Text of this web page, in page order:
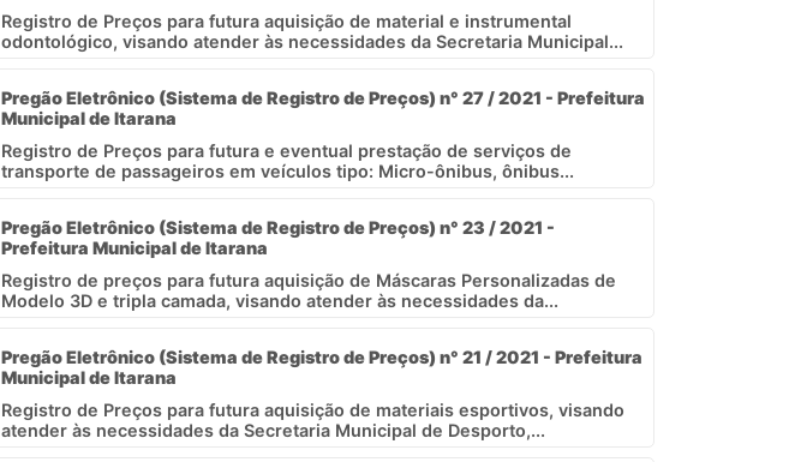
Registro de Preços para futura aquisição de material e instrumental
odontológico, visando atender às necessidades da Secretaria Municipal...
Pregão Eletrônico (Sistema de Registro de Preços) n° 27 / 2021 - Prefeitura
Municipal de Itarana
Registro de Preços para futura e eventual prestação de serviços de
transporte de passageiros em veículos tipo: Micro-ônibus, ônibus...
Pregão Eletrônico (Sistema de Registro de Preços) n° 23 / 2021 -
Prefeitura Municipal de Itarana
Registro de preços para futura aquisição de Máscaras Personalizadas de
Modelo 3D e tripla camada, visando atender às necessidades da...
Pregão Eletrônico (Sistema de Registro de Preços) n° 21 / 2021 - Prefeitura
Municipal de Itarana
Registro de Preços para futura aquisição de materiais esportivos, visando
atender às necessidades da Secretaria Municipal de Desporto,...